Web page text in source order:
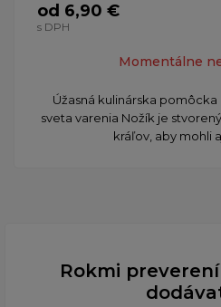
od 6,90 €
s DPH
Momentálne
Úžasná kulinárska
sveta varenia Nožík je
kráľov, aby mohli
Rokmi